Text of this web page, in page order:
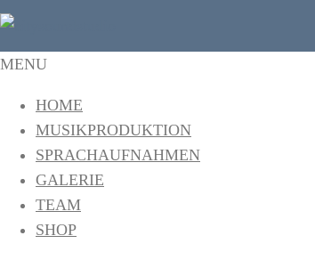
citysoundstudio
Das Tonstudio in Freiburg
MENU
HOME
MUSIKPRODUKTION
SPRACHAUFNAHMEN
GALERIE
TEAM
SHOP